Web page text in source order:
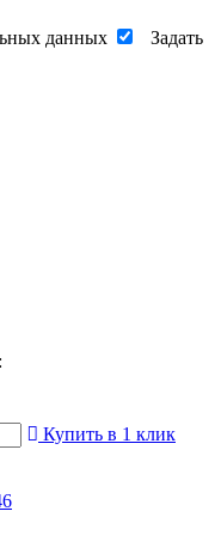
данных
Задать
Купить в 1 клик